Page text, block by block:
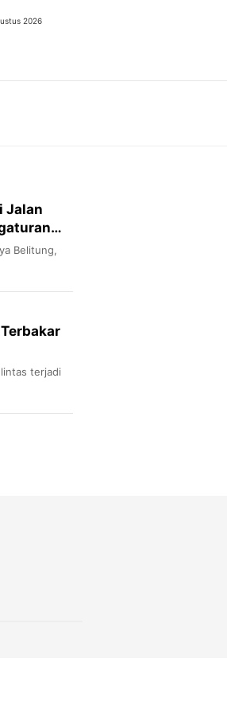
2026
Jalan
Belitung,
lintas terjadi